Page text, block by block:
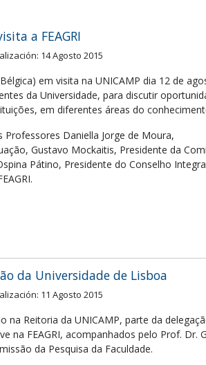
a FEAGRI
14 Agosto 2015
em visita na UNICAMP dia 12 de
da Universidade, para discutir
em diferentes áreas do
Daniella Jorge de Moura,
Gustavo Mockaitis, Presidente da
Pátino, Presidente do Conselho
da Universidade de Lisboa
11 Agosto 2015
na Reitoria da UNICAMP, parte da
na FEAGRI, acompanhados pelo Prof. Dr.
da Pesquisa da Faculdade.